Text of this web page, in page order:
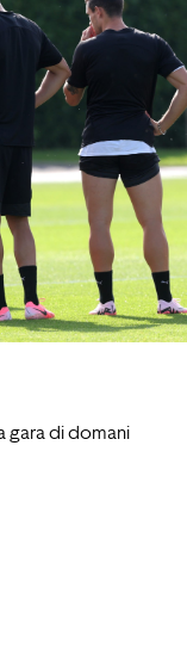
gara di domani